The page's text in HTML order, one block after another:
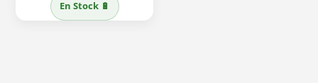
initial
actuel
En Stock 🔋